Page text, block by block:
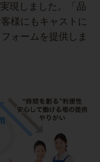
現しました。「品
様にもキャストに
ォームを提供しま